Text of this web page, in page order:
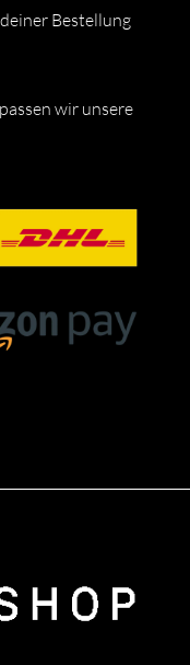
Bestellung
wir unsere